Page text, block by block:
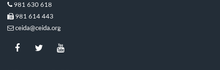
981 630 618
981 614 443
ceida@ceida.org